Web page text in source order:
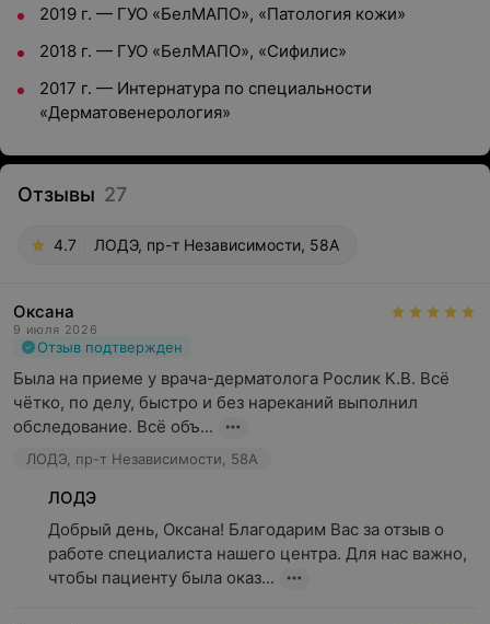
2019 г. — ГУО «БелМАПО», «Патология кожи»
2018 г. — ГУО «БелМАПО», «Сифилис»
2017 г. — Интернатура по специальности
«Дерматовенерология»
Отзывы 27
4.7 ЛОДЭ, пр-т Независимости, 58А
Оксана
9 июля 2026
Отзыв подтвержден
Была на приеме у врача-дерматолога Рослик К.В. Всё
чётко, по делу, быстро и без нареканий выполнил
обследование. Всё объ...
ЛОДЭ, пр-т Независимости, 58А
ЛОДЭ
Добрый день, Оксана! Благодарим Вас за отзыв о
работе специалиста нашего центра. Для нас важно,
чтобы пациенту была оказ...